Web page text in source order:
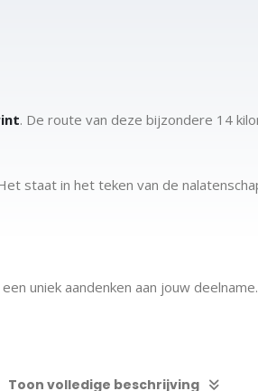
. De route van deze bijzondere 14
staat in het teken van de
uniek aandenken aan jouw deelname.
Toon volledige beschrijving